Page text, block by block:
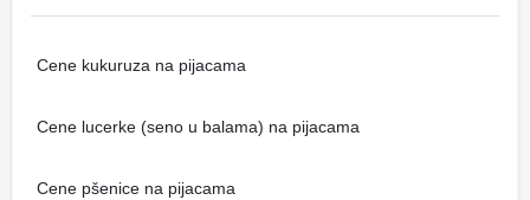
Cene kukuruza na pijacama
Cene lucerke (seno u balama) na pijacama
Cene pšenice na pijacama